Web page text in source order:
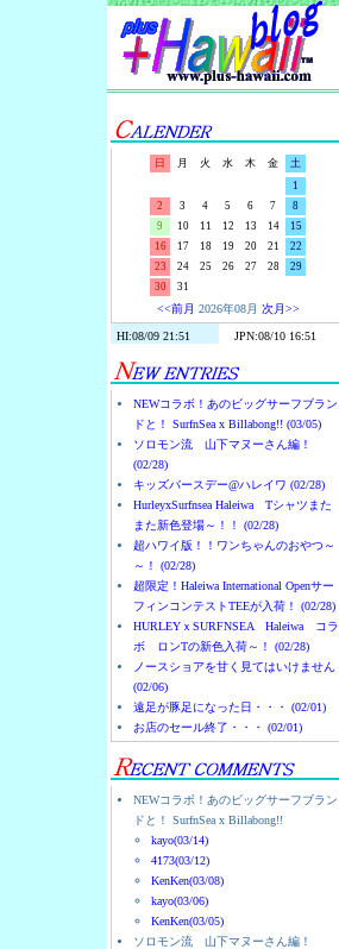
日 月 火 水 木 金
土
1
2
3 4 5 6 7
8
9
10 11 12 13 14
15
16
17 18 19 20 21
22
23
24 25 26 27 28
29
30
31
<<前月 2026年08月 次月>>
NEWコラボ！あのビッグサーフブラン
ドと！ SurfnSea x Billabong!! (03/05)
ソロモン流 山下マヌーさん編！
(02/28)
キッズバースデー@ハレイワ (02/28)
HurleyxSurfnsea Haleiwa Tシャツまた
また新色登場～！！ (02/28)
超ハワイ版！！ワンちゃんのおやつ～
～！ (02/28)
超限定！Haleiwa International Openサー
フィンコンテストTEEが入荷！ (02/28)
HURLEYｘSURFNSEA Haleiwa コラ
ボ ロンTの新色入荷～！ (02/28)
ノースショアを甘く見てはいけません
(02/06)
遠足が豚足になった日・・・ (02/01)
お店のセール終了・・・ (02/01)
NEWコラボ！あのビッグサーフブラン
ドと！ SurfnSea x Billabong!!
kayo(03/14)
4173(03/12)
KenKen(03/08)
kayo(03/06)
KenKen(03/05)
ソロモン流 山下マヌーさん編！